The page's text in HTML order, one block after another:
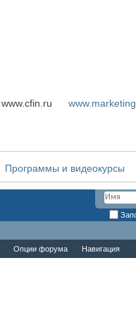
www.cfin.ru
Программы и видеокурсы
Опции форума Навигация